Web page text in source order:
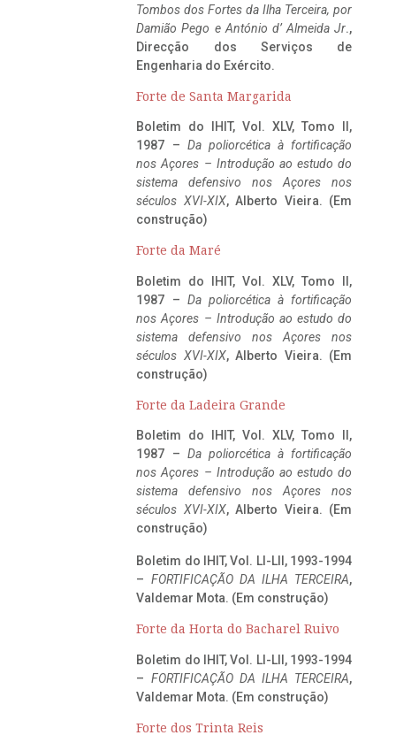
Tombos dos Fortes da Ilha Terceira, por
Damião Pego e António d’ Almeida Jr.,
Direcção dos Serviços de
Engenharia do Exército.
Forte de Santa Margarida
Boletim do IHIT, Vol. XLV, Tomo II,
1987 – Da poliorcética à fortificação
nos Açores – Introdução ao estudo do
sistema defensivo nos Açores nos
séculos XVI-XIX, Alberto Vieira. (Em
construção)
Forte da Maré
Boletim do IHIT, Vol. XLV, Tomo II,
1987 – Da poliorcética à fortificação
nos Açores – Introdução ao estudo do
sistema defensivo nos Açores nos
séculos XVI-XIX, Alberto Vieira. (Em
construção)
Forte da Ladeira Grande
Boletim do IHIT, Vol. XLV, Tomo II,
1987 – Da poliorcética à fortificação
nos Açores – Introdução ao estudo do
sistema defensivo nos Açores nos
séculos XVI-XIX, Alberto Vieira. (Em
construção)
Boletim do IHIT, Vol. LI-LII, 1993-1994
– FORTIFICAÇÃO DA ILHA TERCEIRA,
Valdemar Mota. (Em construção)
Forte da Horta do Bacharel Ruivo
Boletim do IHIT, Vol. LI-LII, 1993-1994
– FORTIFICAÇÃO DA ILHA TERCEIRA,
Valdemar Mota. (Em construção)
Forte dos Trinta Reis